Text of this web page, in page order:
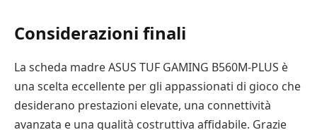
Considerazioni finali
La scheda madre ASUS TUF GAMING B560M-PLUS è
una scelta eccellente per gli appassionati di gioco che
desiderano prestazioni elevate, una connettività
avanzata e una qualità costruttiva affidabile. Grazie